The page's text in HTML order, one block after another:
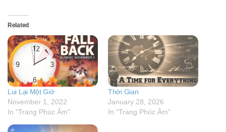
Related
Lui Lại Một Giờ
November 1, 2022
In "Trang Phúc Âm"
Thời Gian
January 28, 2026
In "Trang Phúc Âm"